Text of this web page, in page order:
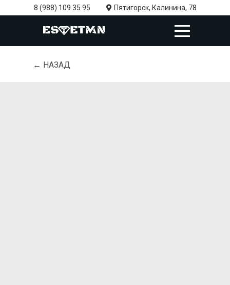
8 (988) 109 35 95 Пятигорск, Калинина, 78
← НАЗАД